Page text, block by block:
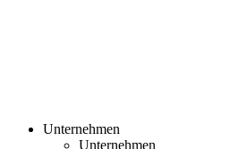
Unternehmen
Unternehmen